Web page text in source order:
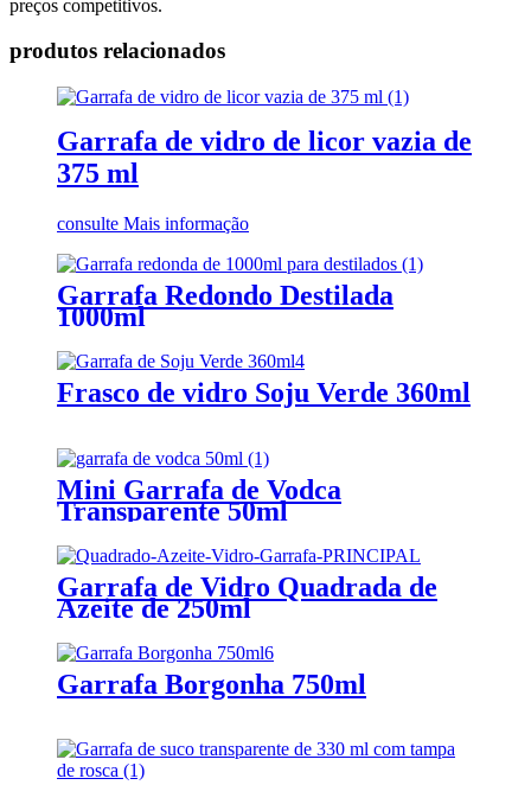
preços competitivos.
produtos relacionados
Garrafa de vidro de licor vazia de
375 ml
consulte Mais informação
Garrafa Redondo Destilada
1000ml
Frasco de vidro Soju Verde 360ml
Mini Garrafa de Vodca
Transparente 50ml
Garrafa de Vidro Quadrada de
Azeite de 250ml
Garrafa Borgonha 750ml